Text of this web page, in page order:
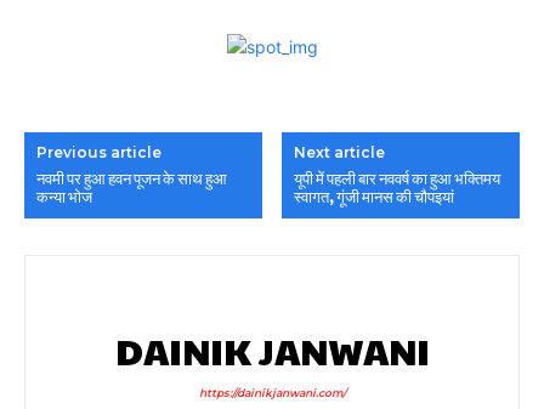
Previous article
नवमी पर हुआ हवन पूजन के साथ हुआ
कन्या भोज
Next article
यूपी में पहली बार नववर्ष का हुआ भक्तिमय
स्वागत, गूंजी मानस की चौपइयां
DAINIK JANWANI
https://dainikjanwani.com/